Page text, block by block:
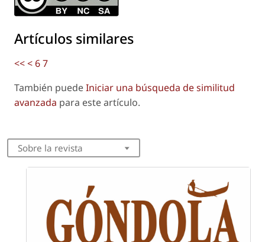
Artículos similares
<<<67
También puedeIniciar una búsqueda de similitud
avanzada para este artículo.
Sobre la revista